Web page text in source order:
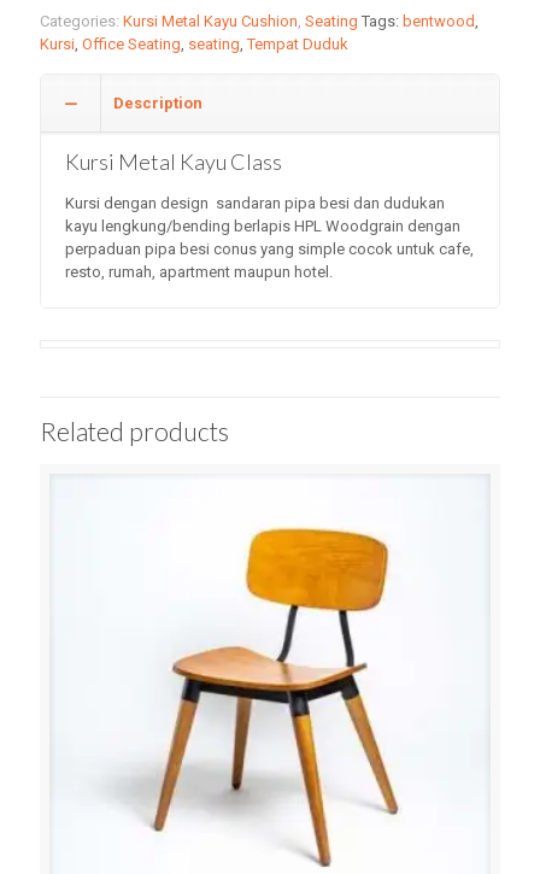
Categories: Kursi Metal Kayu Cushion, Seating Tags: bentwood,
Kursi, Office Seating, seating,Tempat Duduk
Description
Kursi Metal Kayu Class
Kursi dengan design sandaran pipa besi dan dudukan
kayu lengkung/bending berlapis HPL Woodgrain dengan
perpaduan pipa besi conus yang simple cocok untuk cafe,
resto, rumah, apartment maupun hotel.
Related products